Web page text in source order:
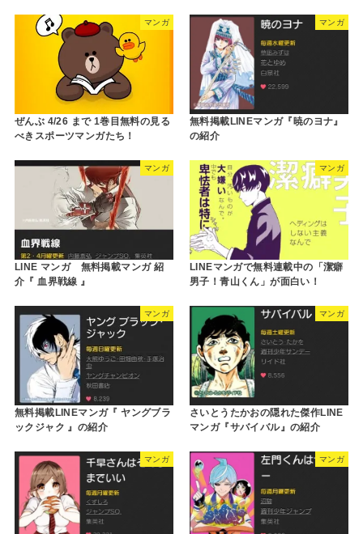
マンガ
ぜんぶ 4/26 まで 1巻目無料の見る
べきスポーツマンガたち！
マンガ
無料掲載LINEマンガ『暁のヨナ』
の紹介
マンガ
LINE マンガ 無料掲載マンガ 紹
介『 血界戦線 』
マンガ
LINEマンガで無料連載中の「潔癖
男子！青山くん」が面白い！
マンガ
無料掲載LINEマンガ『 ヤングブラ
ックジャク 』の紹介
マンガ
さいとうたかおの隠れた傑作LINE
マンガ『サバイバル』の紹介
マンガ マンガ